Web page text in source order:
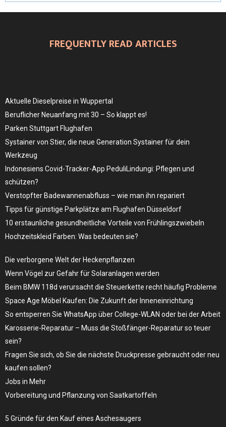
FREQUENTLY READ ARTICLES
Aktuelle Dieselpreise in Wuppertal
Beruflicher Neuanfang mit 30 – So klappt es!
Parken Stuttgart Flughafen
Systainer von Stier, die neue Generation Systainer für dein
Werkzeug
Indonesiens Covid-Tracker-App PeduliLindungi: Pflegen und
schützen?
Verstopfter Badewannenabfluss – wie man ihn repariert
Tipps für günstige Parkplätze am Flughafen Düsseldorf
10 erstaunliche gesundheitliche Vorteile von Frühlingszwiebeln
Hochzeitskleid Farben: Was bedeuten sie?
Die verborgene Welt der Heckenpflanzen
Wenn Vögel zur Gefahr für Solaranlagen werden
Beim BMW 118d verursacht die Steuerkette recht häufig Probleme
Space Age Möbel Kaufen: Die Zukunft der Inneneinrichtung
So entsperren Sie WhatsApp über College-WLAN oder bei der Arbeit
Karosserie-Reparatur – Muss die Stoßfänger-Reparatur so teuer
sein?
Fragen Sie sich, ob Sie die nächste Druckpresse gebraucht oder neu
kaufen sollen?
Jobs in Mehr
Vorbereitung und Pflanzung von Saatkartoffeln
5 Gründe für den Kauf eines Aschesaugers